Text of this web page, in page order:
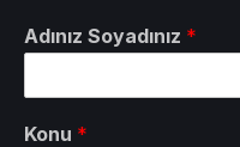
Adınız Soyadınız *
Konu *